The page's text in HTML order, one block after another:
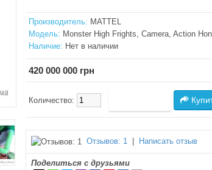
Производитель: MATTEL
Модель: Monster High Frights, Camera, Action
Наличие: Нет в наличии
420 000 000 грн
Количество:
Отзывов: 1 Написать отзыв
Поделиться с друзьями